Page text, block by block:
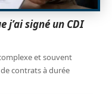
j’ai signé un CDI
et souvent
contrats à durée